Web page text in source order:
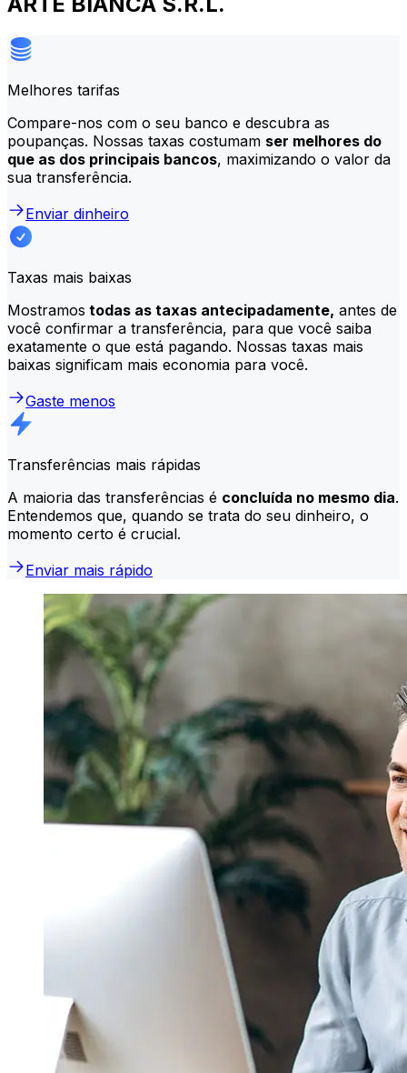
Melhores tarifas
Compare-nos com o seu banco e descubra as
poupanças. Nossas taxas costumam ser melhores do
que as dos principais bancos, maximizando o valor da
sua transferência.
Enviar dinheiro
Taxas mais baixas
Mostramos todas as taxas antecipadamente, antes de
você confirmar a transferência, para que você saiba
exatamente o que está pagando. Nossas taxas mais
baixas significam mais economia para você.
Gaste menos
Transferências mais rápidas
A maioria das transferências é concluída no mesmo dia.
Entendemos que, quando se trata do seu dinheiro, o
momento certo é crucial.
Enviar mais rápido